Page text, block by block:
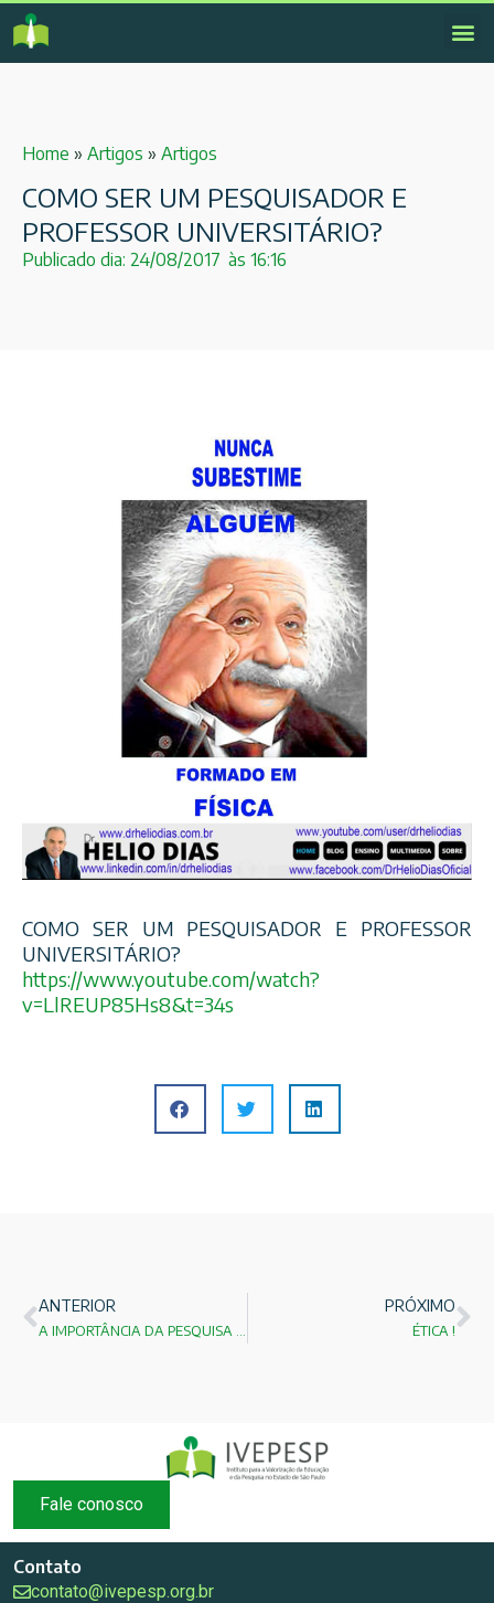
Home » Artigos » Artigos
COMO SER UM PESQUISADOR E
PROFESSOR UNIVERSITÁRIO?
Publicado dia: 24/08/2017 às 16:16
COMO SER UM PESQUISADOR E PROFESSOR
UNIVERSITÁRIO?
https://www.youtube.com/watch?
v=LlREUP85Hs8&t=34s
ANTERIOR PRÓXIMO
ÉTICA !
Fale conosco
Contato
contato@ivepesp.org.br